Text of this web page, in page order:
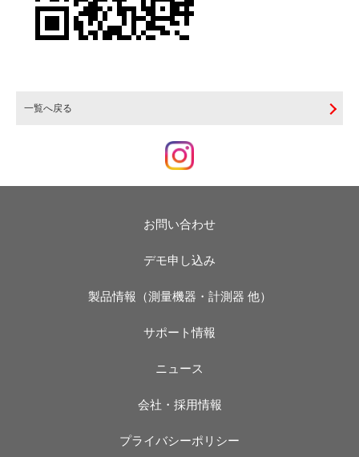
一覧へ戻る
お問い合わせ
デモ申し込み
製品情報（測量機器・計測器 他）
サポート情報
ニュース
会社・採用情報
プライバシーポリシー